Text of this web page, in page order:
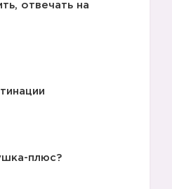
отвечать на
плюс?